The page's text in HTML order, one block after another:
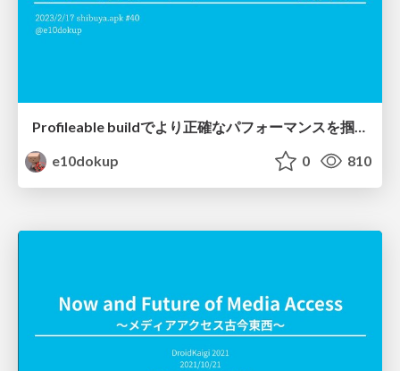
Profileable buildでより正確なパフォーマンスを掴む
e10dokup
0 810